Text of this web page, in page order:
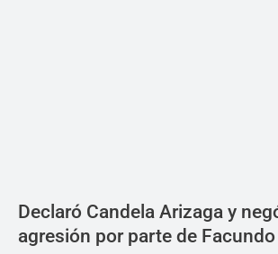
Declaró Candela Arizaga y
agresión por parte de